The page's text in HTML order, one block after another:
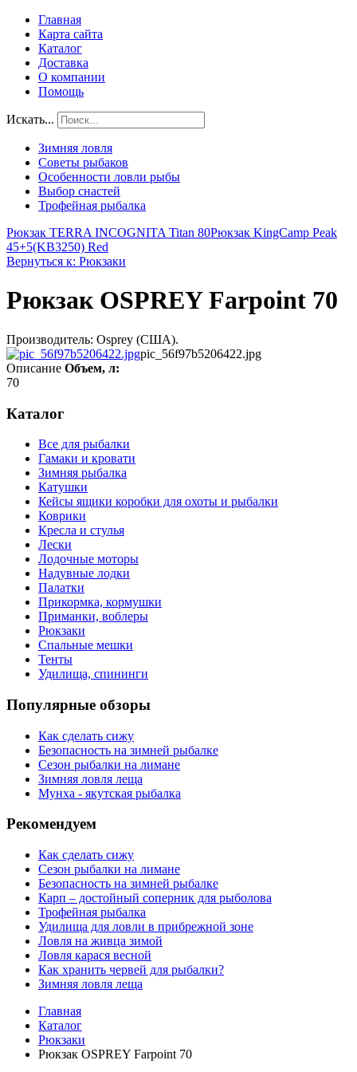
Главная
Карта сайта
Каталог
Доставка
О компании
Помощь
Искать...
Зимняя ловля
Советы рыбаков
Особенности ловли рыбы
Выбор снастей
Трофейная рыбалка
Рюкзак TERRA INCOGNITA Titan 80Рюкзак KingCamp Peak
45+5(KB3250) Red
Вернуться к: Рюкзаки
Рюкзак OSPREY Farpoint 70
Производитель: Osprey (США).
pic_56f97b5206422.jpg
Описание Объем, л:
70
Каталог
Все для рыбалки
Гамаки и кровати
Зимняя рыбалка
Катушки
Кейсы ящики коробки для охоты и рыбалки
Коврики
Кресла и стулья
Лески
Лодочные моторы
Надувные лодки
Палатки
Прикормка, кормушки
Приманки, воблеры
Рюкзаки
Спальные мешки
Тенты
Удилища, спининги
Популярные обзоры
Как сделать сижу
Безопасность на зимней рыбалке
Сезон рыбалки на лимане
Зимняя ловля леща
Мунха - якутская рыбалка
Рекомендуем
Как сделать сижу
Сезон рыбалки на лимане
Безопасность на зимней рыбалке
Карп – достойный соперник для рыболова
Трофейная рыбалка
Удилища для ловли в прибрежной зоне
Ловля на живца зимой
Ловля карася весной
Как хранить червей для рыбалки?
Зимняя ловля леща
Главная
Каталог
Рюкзаки
Рюкзак OSPREY Farpoint 70